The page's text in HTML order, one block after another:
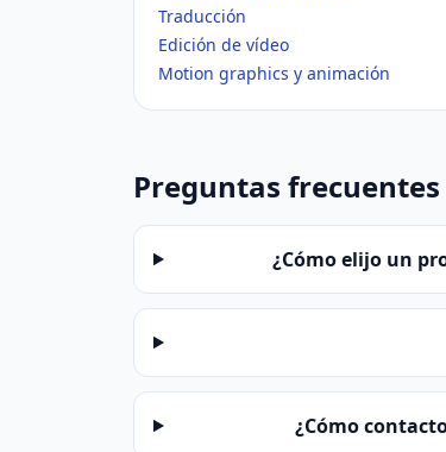
Traducción
Edición de vídeo
Motion graphics y animación
Preguntas frecuentes
¿Cómo elijo un
¿Cómo